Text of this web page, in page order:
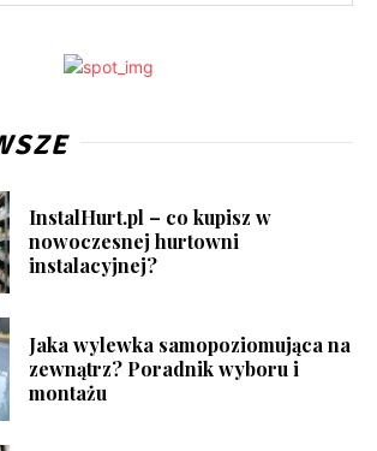
InstalHurt.pl – co kupisz w
nowoczesnej hurtowni
instalacyjnej?
Jaka wylewka samopoziomująca na
zewnątrz? Poradnik wyboru i
montażu